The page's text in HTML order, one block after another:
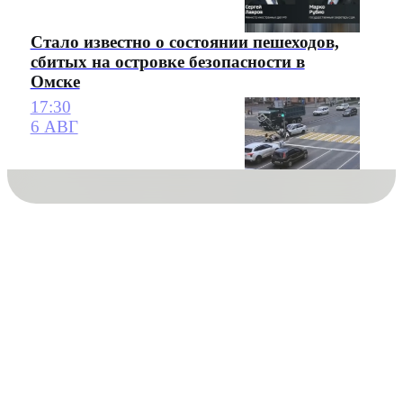
Стало известно о состоянии пешеходов,
сбитых на островке безопасности в
Омске
17:30
6 АВГ